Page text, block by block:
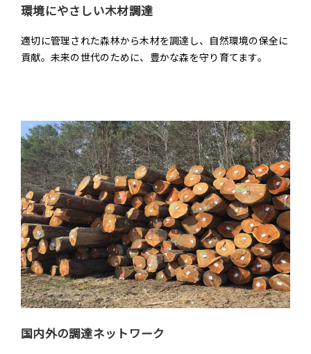
環境にやさしい木材調達
適切に管理された森林から木材を調達し、自然環境の保全に
貢献。未来の世代のために、豊かな森を守り育てます。
国内外の調達ネットワーク